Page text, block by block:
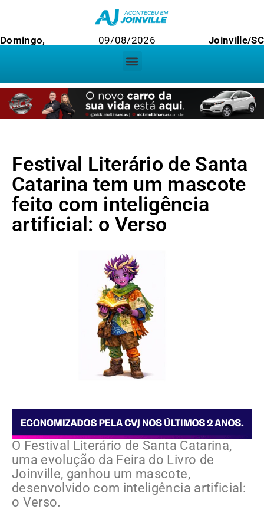
Domingo, 09/08/2026 Joinville/SC
Festival Literário de Santa
Catarina tem um mascote
feito com inteligência
artificial: o Verso
O Festival Literário de Santa Catarina,
uma evolução da Feira do Livro de
Joinville, ganhou um mascote,
desenvolvido com inteligência artificial:
o Verso.